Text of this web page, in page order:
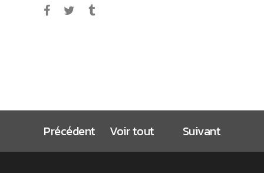
Précédent Voir tout Suivant